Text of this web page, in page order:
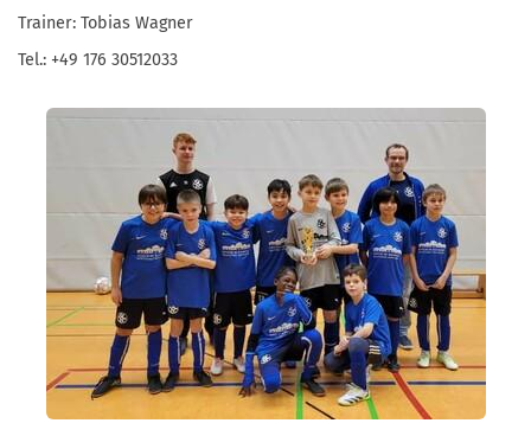
Trainer: Tobias Wagner
Tel.: +49 176 30512033